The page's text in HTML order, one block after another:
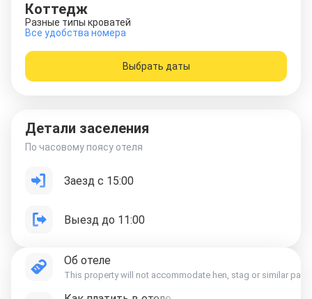
Коттедж
Разные типы кроватей
Все удобства номера
Выбрать даты
Детали заселения
По часовому поясу отеля
Заезд с 15:00
Выезд до 11:00
Об отеле
This property will not accommodate hen, stag or similar